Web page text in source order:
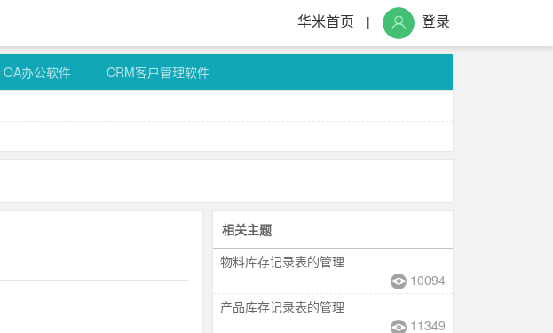
华米首页 | 登录
OA办公软件
CRM客户管理软件
相关主题
物料库存记录表的管理
10094
产品库存记录表的管理
11349